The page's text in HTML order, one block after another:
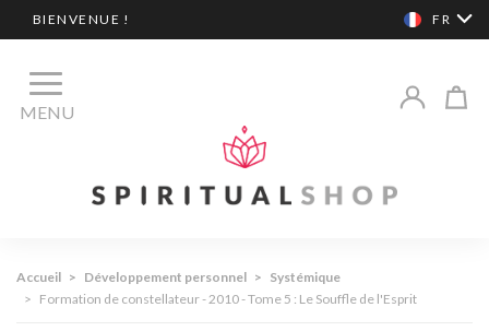
BIENVENUE ! FR
MENU
Accueil > Développement personnel > Systémique
> Formation de constellateur - 2010 - Tome 5 : Le Souffle de l'Esprit